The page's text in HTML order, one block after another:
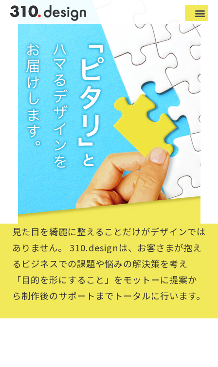
見た目を綺麗に整えることだけがデザインでは
ありません。 310.designは、お客さまが抱え
るビジネスでの課題や悩みの解決策を考え
「目的を形にすること」をモットーに提案か
ら制作後のサポートまでトータルに行います。